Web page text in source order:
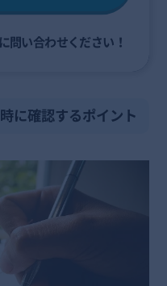
問い合わせください！
に確認するポイント